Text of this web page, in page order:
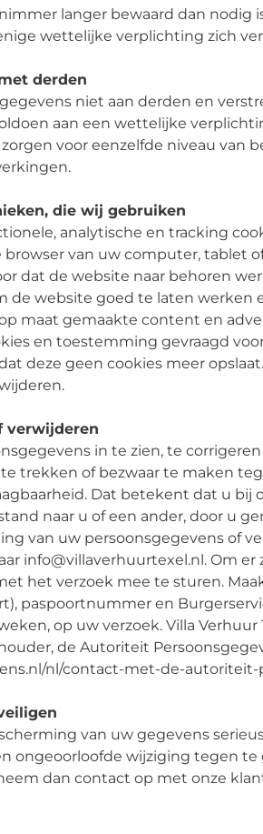
langer bewaard dan nodig
wettelijke verplichting zich
derden
niet aan derden en
aan een wettelijke
voor eenzelfde niveau van
die wij gebruiken
analytische en tracking
van uw computer, tablet
dat de website naar behoren
de website goed te laten werken
maat gemaakte content en
en toestemming gevraagd
deze geen cookies meer
verwijderen
in te zien, te
trekken of bezwaar te maken
Dat betekent dat u
naar u of een ander, door u
van uw persoonsgegevens of
info@villaverhuurtexel.nl. Om
het verzoek mee te sturen.
paspoortnummer en
op uw verzoek. Villa
de Autoriteit
nl/contact-met-de-autoriteit-
van uw gegevens
ongeoorloofde wijziging tegen
dan contact op met onze